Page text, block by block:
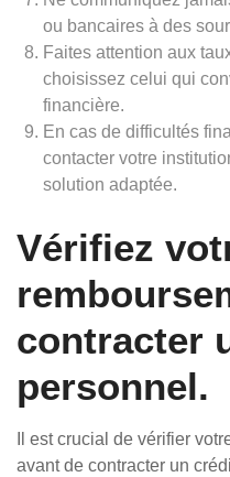
ou bancaires à des
Faites attention aux
choisissez celui qui
financière.
En cas de difficultés
contacter votre
solution adaptée.
Vérifiez
contracter
personnel.
Il est crucial de vérifier
avant de contracter un